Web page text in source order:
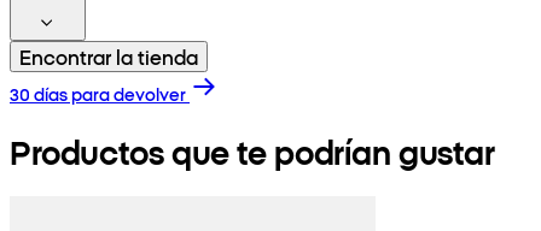
Encontrar la tienda
30 días para devolver
Productos que te podrían gustar